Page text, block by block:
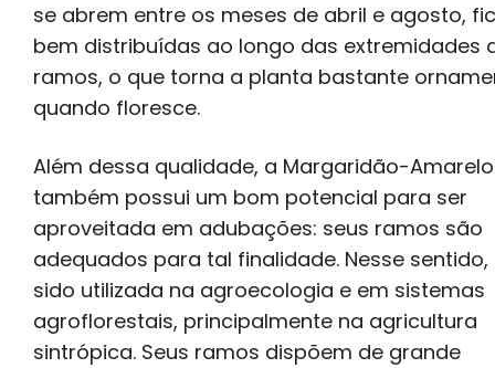
se abrem entre os meses de abril e agosto,
bem distribuídas ao longo das extremidades
ramos, o que torna a planta bastante
quando floresce.
Além dessa qualidade, a Margaridão-Amarelo
também possui um bom potencial para ser
aproveitada em adubações: seus ramos são
adequados para tal finalidade. Nesse
sido utilizada na agroecologia e em sistemas
agroflorestais, principalmente na agricultura
sintrópica. Seus ramos dispõem de grande